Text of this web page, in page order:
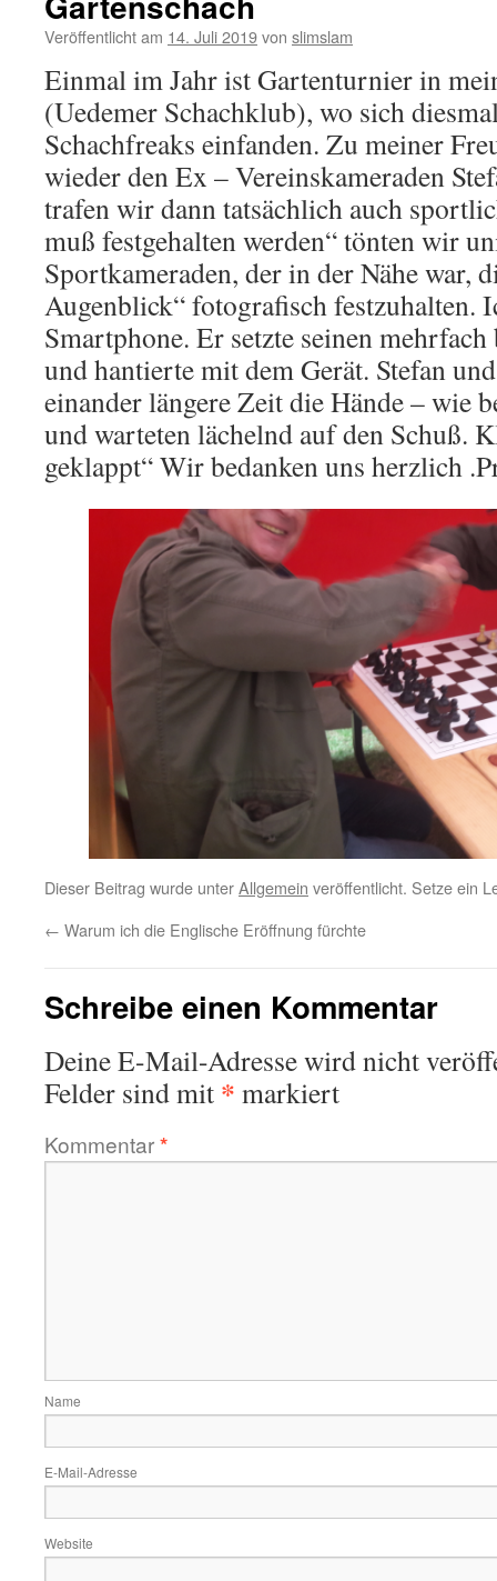
Veröffentlicht am 14. Juli 2019von slimslam
Einmal im Jahr ist Gartenturnier in
(Uedemer Schachklub), wo sich
Schachfreaks einfanden. Zu meiner
wieder den Ex – Vereinskameraden
trafen wir dann tatsächlich auch
muß festgehalten werden“ tönten wir
Sportkameraden, der in der Nähe war,
Augenblick“ fotografisch festzuhalten.
Smartphone. Er setzte seinen
und hantierte mit dem Gerät. Stefan
einander längere Zeit die Hände – wie
und warteten lächelnd auf den Schuß.
geklappt“ Wir bedanken uns herzlich
Dieser Beitrag wurde unterAllgemein veröffentlicht. Setze ein
← Warum ich die Englische Eröffnung fürchte
Schreibe einen Kommentar
Deine E-Mail-Adresse wird nicht
Felder sind mit * markiert
Kommentar*
Name
E-Mail-Adresse
Website